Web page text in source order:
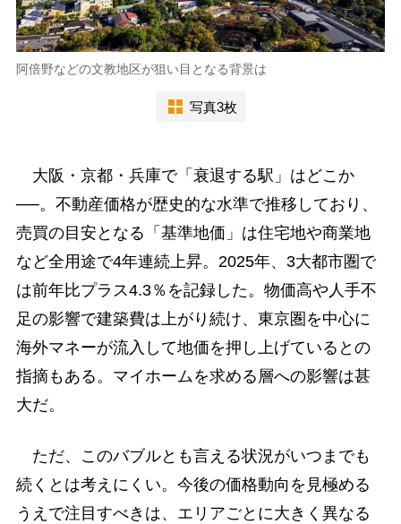
阿倍野などの文教地区が狙い目となる背景は
写真3枚
大阪・京都・兵庫で「衰退する駅」はどこか
──。不動産価格が歴史的な水準で推移しており、
売買の目安となる「基準地価」は住宅地や商業地
など全用途で4年連続上昇。2025年、3大都市圏で
は前年比プラス4.3％を記録した。物価高や人手不
足の影響で建築費は上がり続け、東京圏を中心に
海外マネーが流入して地価を押し上げているとの
指摘もある。マイホームを求める層への影響は甚
大だ。
ただ、このバブルとも言える状況がいつまでも
続くとは考えにくい。今後の価格動向を見極める
うえで注目すべきは、エリアごとに大きく異なる